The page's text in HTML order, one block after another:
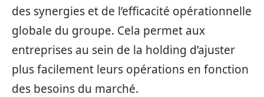
des synergies et de l’efficacité opérationnelle
globale du groupe. Cela permet aux
entreprises au sein de la holding d’ajuster
plus facilement leurs opérations en fonction
des besoins du marché.